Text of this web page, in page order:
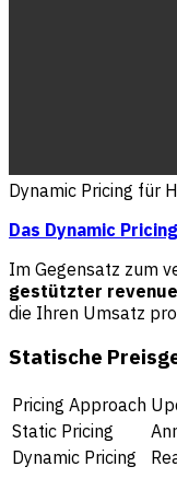
Dynamic Pricing für
Das Dynamic Pricing
Im Gegensatz zum
gestützter
die Ihren Umsatz
Statische
Pricing Approach
Static Pricing
Dynamic Pricing